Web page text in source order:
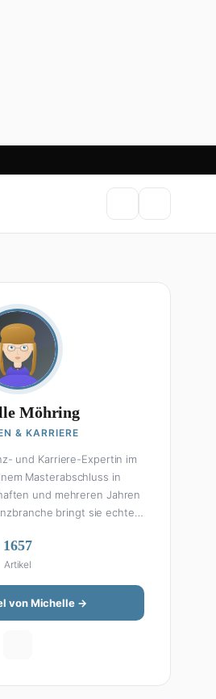
Möhring
& KARRIERE
und Karriere-Expertin im
Masterabschluss in
und mehreren Jahren
bringt sie echtes
nicht wie eine
liegt darin, komplexe
dass sie jeder
dafür mit
Umsetzen. Von ETF-
1657
Artikel
von Michelle →